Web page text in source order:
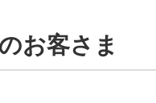
お客さま